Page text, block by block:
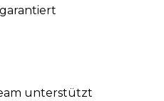
unterstützt